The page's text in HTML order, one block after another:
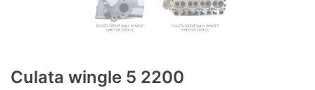
Culata wingle 5 2200